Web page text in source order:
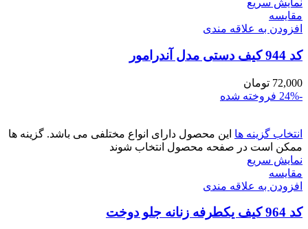
نمایش سریع
مقايسه
افزودن به علاقه مندی
کد 944 کیف دستی مدل آندرامور
72,000 تومان
-24%
فروخته شده
انتخاب گزینه ها این محصول دارای انواع مختلفی می باشد. گزینه ها
ممکن است در صفحه محصول انتخاب شوند
نمایش سریع
مقايسه
افزودن به علاقه مندی
کد 964 کیف یکطرفه زنانه جلو دوخت